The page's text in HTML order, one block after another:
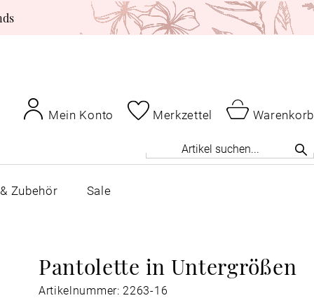
Mein Konto Merkzettel
Warenkorb
Zubehör Sale
Pantolette in Untergrößen
Artikelnummer: 2263-16